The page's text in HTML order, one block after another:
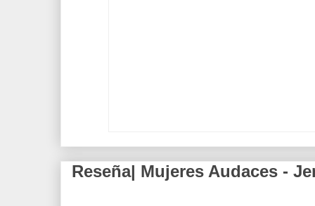
Reseña| Mujeres Audaces -